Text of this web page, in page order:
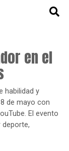
en el
habilidad y
de mayo con
El evento
deporte,